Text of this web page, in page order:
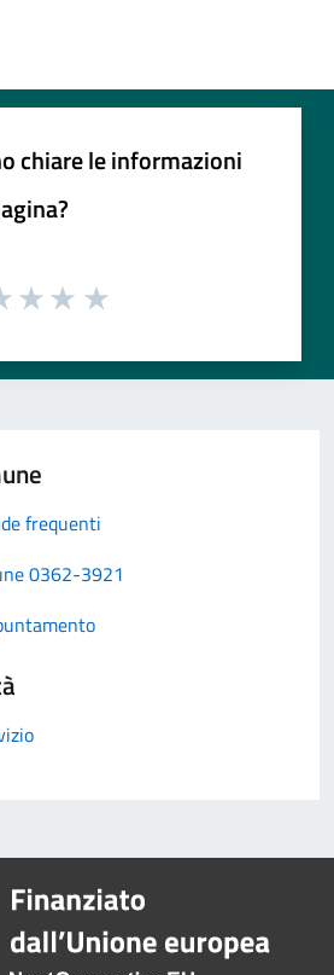
chiare le informazioni
frequenti
0362-3921